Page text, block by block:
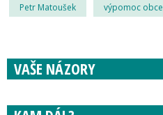
Petr Matoušek výpomoc obce
VAŠE NÁZORY